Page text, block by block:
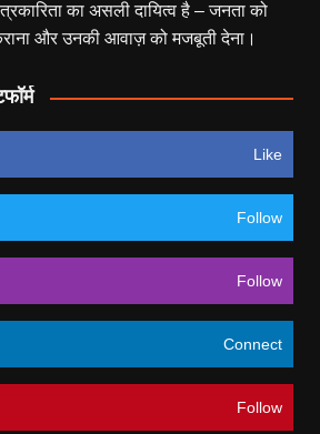
का असली दायित्व है – जनता को
और उनकी आवाज़ को मजबूती देना।
Like
Follow
Follow
Connect
Follow